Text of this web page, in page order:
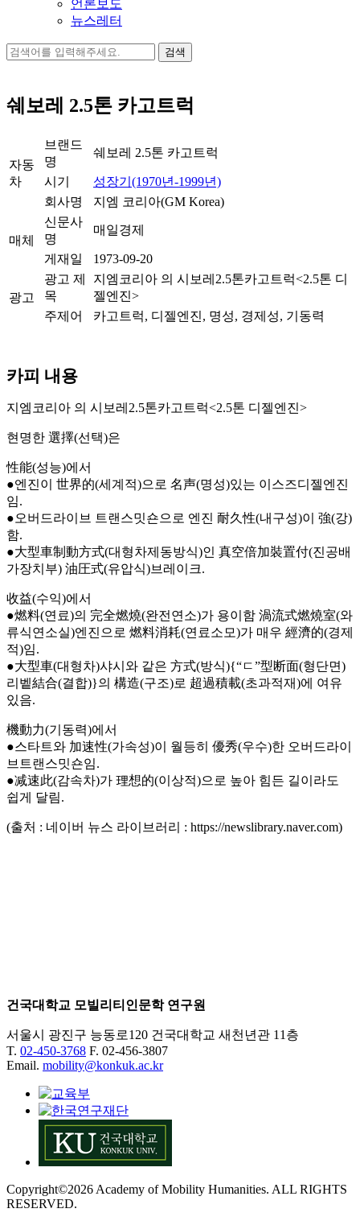
언론보도
뉴스레터
검
쉐보레 2.5톤 카고트럭
자동
차
브랜드
명
쉐보레 2.5톤 카고트럭
시기
성장기(1970년-1999년)
회사명
지엠 코리아(GM Korea)
매체
신문사
명
매일경제
게재일 1973-09-20
광고
광고 제
목
지엠코리아 의 시보레2.5톤카고트럭<2.5톤 디
젤엔진>
주제어
카고트럭, 디젤엔진, 명성, 경제성, 기동력
카피 내용
지엠코리아 의 시보레2.5톤카고트럭<2.5톤 디젤엔진>
현명한 選擇(선택)은
性能(성능)에서
●엔진이 世界的(세계적)으로 名声(명성)있는 이스즈디젤엔진
임.
●오버드라이브 트랜스밋숀으로 엔진 耐久性(내구성)이 強(강)
함.
●大型車制動方式(대형차제동방식)인 真空倍加裝置付(진공배
가장치부) 油圧式(유압식)브레이크.
收益(수익)에서
●燃料(연료)의 完全燃燒(완전연소)가 용이함 渦流式燃燒室(와
류식연소실)엔진으로 燃料消耗(연료소모)가 매우 經濟的(경제
적)임.
●大型車(대형차)샤시와 같은 方式(방식){“ㄷ”型断面(형단면)
리벹結合(결합)}의 構造(구조)로 超過積載(초과적재)에 여유
있음.
機動力(기동력)에서
●스타트와 加速性(가속성)이 월등히 優秀(우수)한 오버드라이
브트랜스밋숀임.
●减速此(감속차)가 理想的(이상적)으로 높아 힘든 길이라도
쉽게 달림.
(출처 : 네이버 뉴스 라이브러리 : https://newslibrary.naver.com)
건국대학교 모빌리티인문학 연구원
서울시 광진구 능동로120 건국대학교 새천년관 11층
T. 02-450-3768 F. 02-456-3807
Email. mobility@konkuk.ac.kr
Copyright©2026 Academy of Mobility Humanities. ALL RIGHTS
RESERVED.